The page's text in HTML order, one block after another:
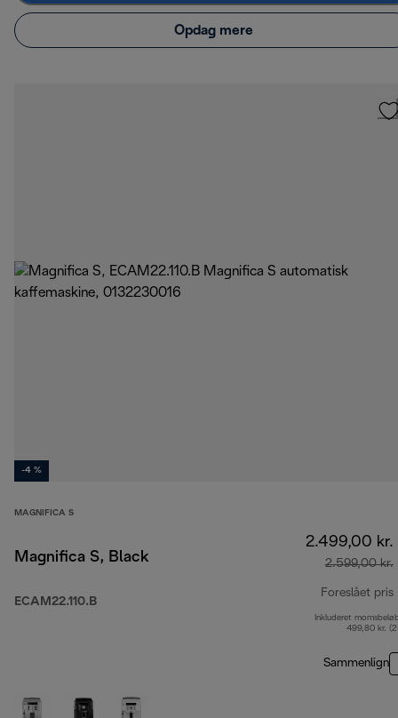
Opdag mere
-4 %
MAGNIFICA S
Magnifica S, Black
ECAM22.110.B
2.499,00 kr.
2.599,00 kr.
Foreslået pris
Inkluderet
499,80 kr.
Sammenlign